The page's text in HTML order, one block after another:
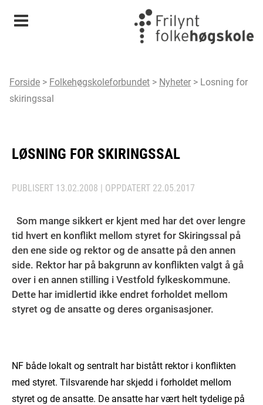
Meny
Forside > Folkehøgskoleforbundet > Nyheter > Losning for
skiringssal
LØSNING FOR SKIRINGSSAL
PUBLISERT 13.02.2008 | OPPDATERT 22.05.2017
Som mange sikkert er kjent med har det over lengre
tid hvert en konflikt mellom styret for Skiringssal på
den ene side og rektor og de ansatte på den annen
side. Rektor har på bakgrunn av konflikten valgt å gå
over i en annen stilling i Vestfold fylkeskommune.
Dette har imidlertid ikke endret forholdet mellom
styret og de ansatte og deres organisasjoner.
NF både lokalt og sentralt har bistått rektor i konflikten
med styret. Tilsvarende har skjedd i forholdet mellom
styret og de ansatte. De ansatte har vært helt tydelige på